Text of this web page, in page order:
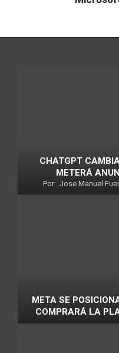
CHATGPT
METERÁ
Por: Jose Manuel
META SE
COMPRARÁ LA